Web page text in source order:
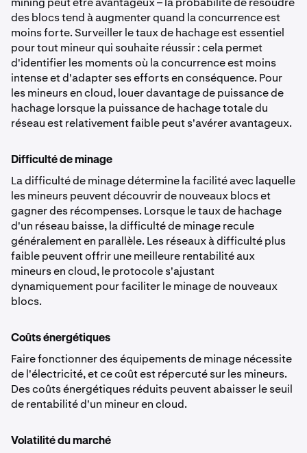
des blocs tend à augmenter quand la concurrence est
moins forte. Surveiller le taux de hachage est essentiel
pour tout mineur qui souhaite réussir : cela permet
d'identifier les moments où la concurrence est moins
intense et d'adapter ses efforts en conséquence. Pour
les mineurs en cloud, louer davantage de puissance de
hachage lorsque la puissance de hachage totale du
réseau est relativement faible peut s'avérer avantageux.
Difficulté de minage
La difficulté de minage détermine la facilité avec laquelle
les mineurs peuvent découvrir de nouveaux blocs et
gagner des récompenses. Lorsque le taux de hachage
d'un réseau baisse, la difficulté de minage recule
généralement en parallèle. Les réseaux à difficulté plus
faible peuvent offrir une meilleure rentabilité aux
mineurs en cloud, le protocole s'ajustant
dynamiquement pour faciliter le minage de nouveaux
blocs.
Coûts énergétiques
Faire fonctionner des équipements de minage nécessite
de l'électricité, et ce coût est répercuté sur les mineurs.
Des coûts énergétiques réduits peuvent abaisser le seuil
de rentabilité d'un mineur en cloud.
Volatilité du marché